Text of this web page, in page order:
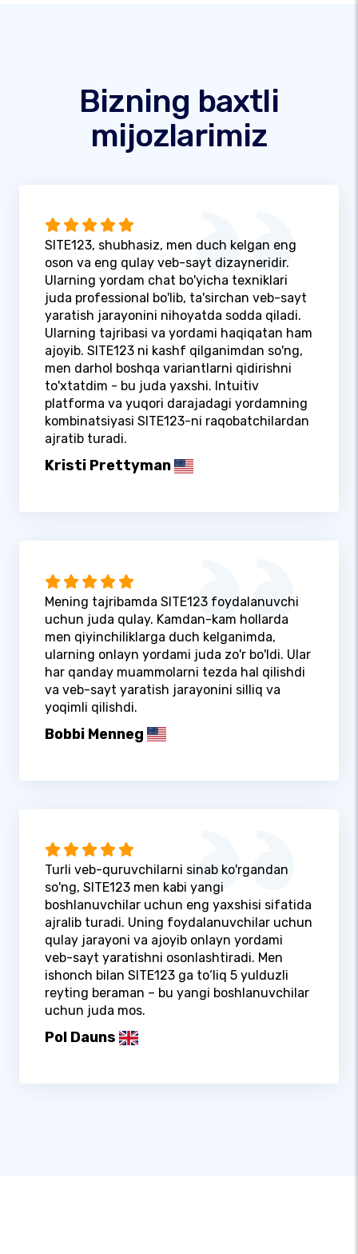
Bizning baxtli
mijozlarimiz
SITE123, shubhasiz, men duch kelgan eng
oson va eng qulay veb-sayt dizayneridir.
Ularning yordam chat bo'yicha texniklari
juda professional bo'lib, ta'sirchan veb-sayt
yaratish jarayonini nihoyatda sodda qiladi.
Ularning tajribasi va yordami haqiqatan ham
ajoyib. SITE123 ni kashf qilganimdan so'ng,
men darhol boshqa variantlarni qidirishni
to'xtatdim - bu juda yaxshi. Intuitiv
platforma va yuqori darajadagi yordamning
kombinatsiyasi SITE123-ni raqobatchilardan
ajratib turadi.
Kristi Prettyman
Mening tajribamda SITE123 foydalanuvchi
uchun juda qulay. Kamdan-kam hollarda
men qiyinchiliklarga duch kelganimda,
ularning onlayn yordami juda zo'r bo'ldi. Ular
har qanday muammolarni tezda hal qilishdi
va veb-sayt yaratish jarayonini silliq va
yoqimli qilishdi.
Bobbi Menneg
Turli veb-quruvchilarni sinab ko'rgandan
so'ng, SITE123 men kabi yangi
boshlanuvchilar uchun eng yaxshisi sifatida
ajralib turadi. Uning foydalanuvchilar uchun
qulay jarayoni va ajoyib onlayn yordami
veb-sayt yaratishni osonlashtiradi. Men
ishonch bilan SITE123 ga to‘liq 5 yulduzli
reyting beraman – bu yangi boshlanuvchilar
uchun juda mos.
Pol Dauns